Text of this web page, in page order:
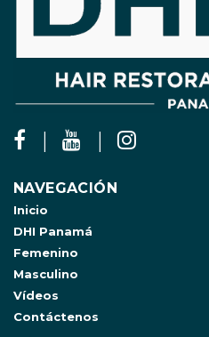
NAVEGACIÓN
Inicio
DHI Panamá
Femenino
Masculino
Vídeos
Contáctenos